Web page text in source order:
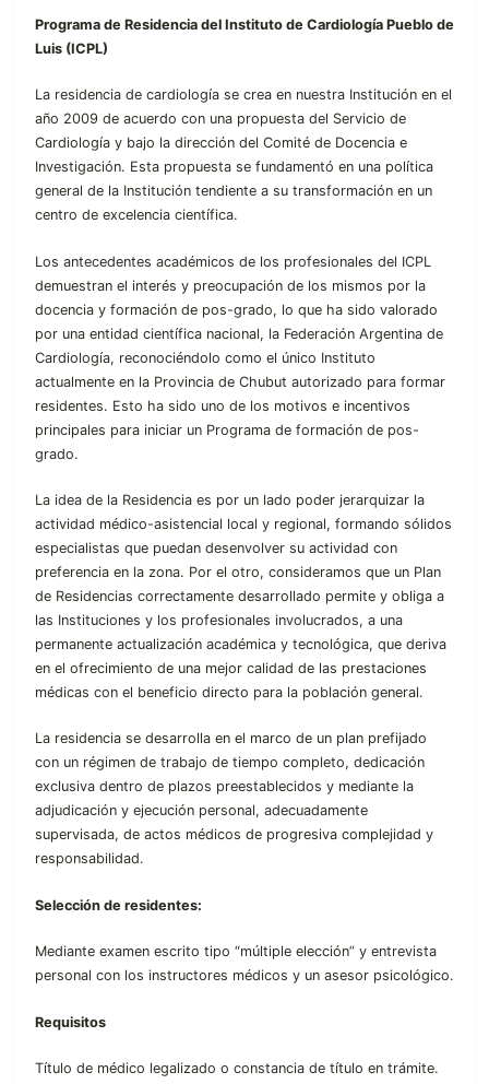
Programa de Residencia del Instituto de Cardiología Pueblo de
Luis (ICPL)
La residencia de cardiología se crea en nuestra Institución en el
año 2009 de acuerdo con una propuesta del Servicio de
Cardiología y bajo la dirección del Comité de Docencia e
Investigación. Esta propuesta se fundamentó en una política
general de la Institución tendiente a su transformación en un
centro de excelencia científica.
Los antecedentes académicos de los profesionales del ICPL
demuestran el interés y preocupación de los mismos por la
docencia y formación de pos-grado, lo que ha sido valorado
por una entidad científica nacional, la Federación Argentina de
Cardiología, reconociéndolo como el único Instituto
actualmente en la Provincia de Chubut autorizado para formar
residentes. Esto ha sido uno de los motivos e incentivos
principales para iniciar un Programa de formación de pos-
grado.
La idea de la Residencia es por un lado poder jerarquizar la
actividad médico-asistencial local y regional, formando sólidos
especialistas que puedan desenvolver su actividad con
preferencia en la zona. Por el otro, consideramos que un Plan
de Residencias correctamente desarrollado permite y obliga a
las Instituciones y los profesionales involucrados, a una
permanente actualización académica y tecnológica, que deriva
en el ofrecimiento de una mejor calidad de las prestaciones
médicas con el beneficio directo para la población general.
La residencia se desarrolla en el marco de un plan prefijado
con un régimen de trabajo de tiempo completo, dedicación
exclusiva dentro de plazos preestablecidos y mediante la
adjudicación y ejecución personal, adecuadamente
supervisada, de actos médicos de progresiva complejidad y
responsabilidad.
Selección de residentes:
Mediante examen escrito tipo “múltiple elección” y entrevista
personal con los instructores médicos y un asesor psicológico.
Requisitos
Título de médico legalizado o constancia de título en trámite.